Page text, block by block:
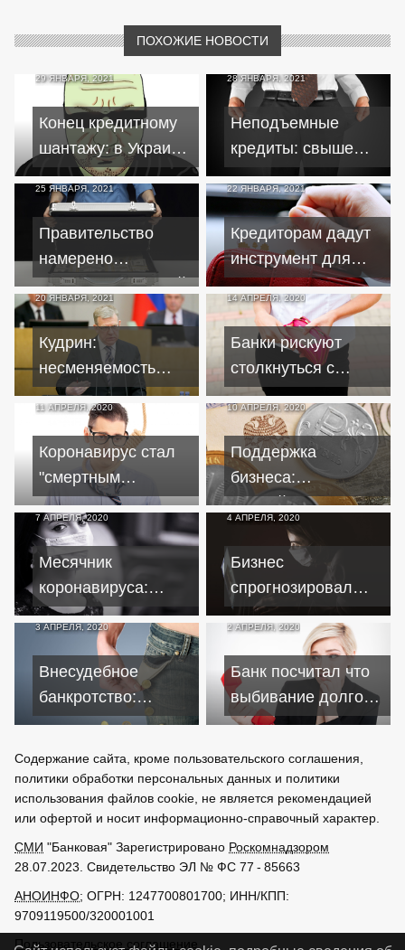
ПОХОЖИЕ НОВОСТИ
29 ЯНВАРЯ, 2021
Конец кредитному
шантажу: в Украине
появятся
коллекторы в
законе
28 ЯНВАРЯ, 2021
Неподъемные
кредиты: свыше
миллиона россиян
рискуют стать
банкротами
25 ЯНВАРЯ, 2021
Правительство
намерено
перекрыть крупный
канал вывода
средств за рубеж
22 ЯНВАРЯ, 2021
Кредиторам дадут
инструмент для
подсчета истинных
доходов заемщиков
20 ЯНВАРЯ, 2021
Кудрин:
несменяемость
власти не
способствует
подъему экономики
14 АПРЕЛЯ, 2020
Банки рискуют
столкнуться с
массовыми
неплатежами
11 АПРЕЛЯ, 2020
Коронавирус стал
"смертным
приговором" для
ИП
10 АПРЕЛЯ, 2020
Поддержка
бизнеса:
ближайшие недели
покажут
эффективность мер
7 АПРЕЛЯ, 2020
Месячник
коронавируса:
бизнес не знает, где
брать деньги на
зарплаты
4 АПРЕЛЯ, 2020
Бизнес
спрогнозировал
ситуацию с
экономикой к концу
месяца
3 АПРЕЛЯ, 2020
Внесудебное
банкротство:
кредиторы
злоупотреблений
2 АПРЕЛЯ, 2020
Банк посчитал что
выбивание долгов
важнее карантина
Содержание сайта, кроме пользовательского соглашения,
политики обработки персональных данных и политики
использования файлов cookie, не является рекомендацией
или офертой и носит информационно-справочный характер.
СМИ "Банковая" Зарегистрировано Роскомнадзором
28.07.2023. Свидетельство ЭЛ № ФС 77 - 85663
АНОИНФО; ОГРН: 1247700801700; ИНН/КПП:
9709119500/320001001
Пользовательское соглашение